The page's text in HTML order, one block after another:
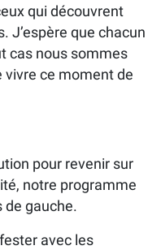
qui découvrent
J’espère que chacun
cas nous sommes
vivre ce moment de
pour revenir sur
notre programme
de gauche.
avec les